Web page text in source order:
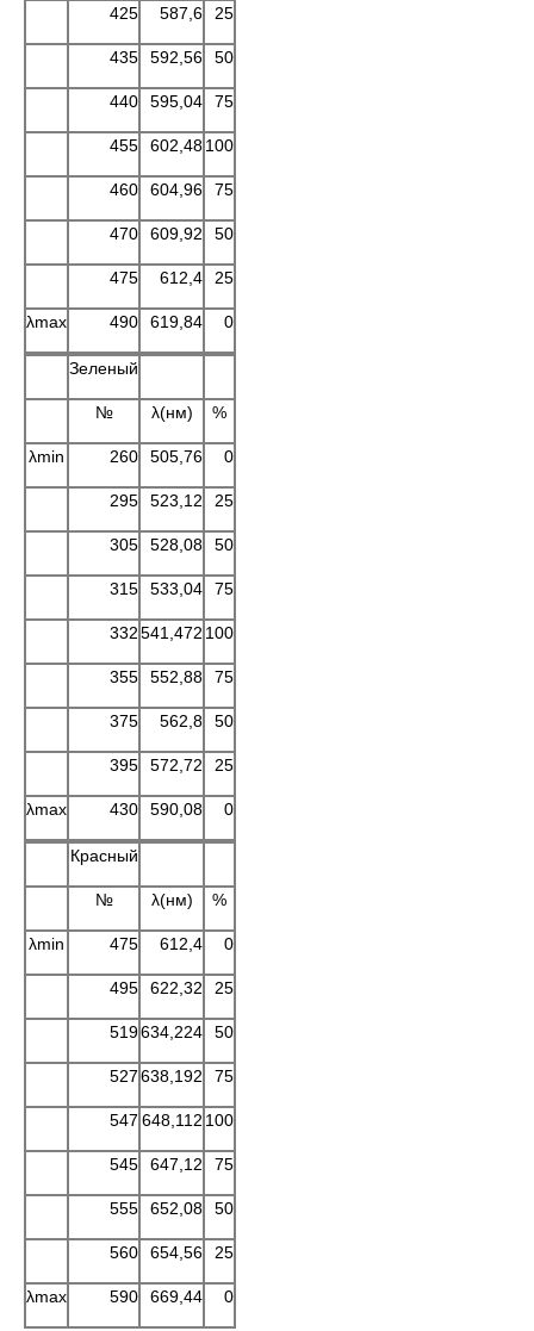
425 587,6 25
435 592,56 50
440 595,04 75
455 602,48100
460 604,96 75
470 609,92 50
475 612,4 25
λmax 490 619,84 0
Зеленый
№ λ(нм) %
λmin 260 505,76 0
295 523,12 25
305 528,08 50
315 533,04 75
332541,472 100
355 552,88 75
375 562,8 50
395 572,72 25
λmax 430 590,08 0
Красный
№ λ(нм) %
λmin 475 612,4 0
495 622,32 25
519634,224 50
527638,192 75
547 648,112 100
545 647,12 75
555 652,08 50
560 654,56 25
λmax 590 669,44 0